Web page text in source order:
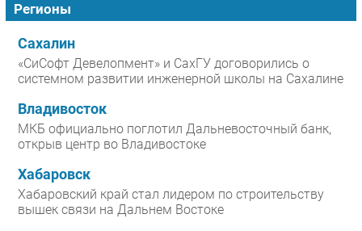
Регионы
Сахалин
«СиСофт Девелопмент» и СахГУ договорились о
системном развитии инженерной школы на Сахалине
Владивосток
МКБ официально поглотил Дальневосточный банк,
открыв центр во Владивостоке
Хабаровск
Хабаровский край стал лидером по строительству
вышек связи на Дальнем Востоке